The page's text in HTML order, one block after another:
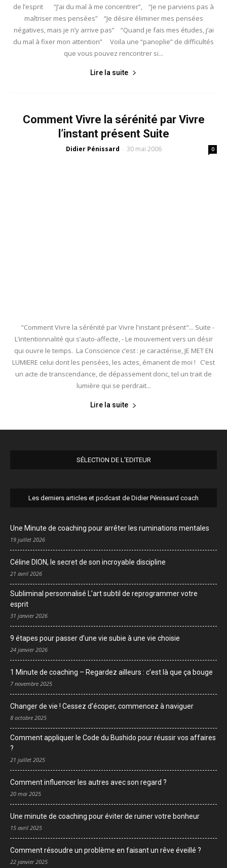
de l’esprit “J’ai du mal à me concentrer”, “Je ne parviens pas à
maîtriser mes pensées” “Je désire éliminer mes pensées
négatives, mais je n’y arrive pas” “Quand je fais mes études, j’ai
du mal à fixer mon attention” Voila une “panoplie” de difficultés
que vous pouvez rencontrer si...
Lire la suite
Comment Vivre la sérénité par Vivre
l’instant présent Suite
Didier Pénissard - 30 mai 2006 0
"Comment Vivre la sérénité par Vivre l'instant présent"... Suite -
L’intentionnalité qui s’auto-affecte, - Le mouvement vers un désir
qui ouvre le temps. La Conscience c’est : je caractérise, JE MET EN
LUMIERE celui dont les pensées, les actes, émanent de moi ! C’est
un acte de transcendance, de dépassement donc, tel un trait de
lumière qui se perdrait...
Lire la suite
SÉLECTION DE L'EDITEUR
Les derniers articles et podcast de Didier Pénissard coach
Une Minute de coaching pour arrêter les ruminations mentales
19 juillet 2026
Céline DION, le secret de son incroyable discipline
21 avril 2026
Subliminal personnalisé L’art subtil de reprogrammer votre
esprit
31 janvier 2026
9 étapes pour passer d’une vie subie à une vie choisie
24 janvier 2026
1 Minute de coaching – Regardez ailleurs : c’est là que ça bouge
7 novembre 2025
Changer de vie ! Cessez d’écoper, commencez à naviguer
8 octobre 2025
Comment appliquer le Code du Bushido pour réussir vos affaires
?
21 juillet 2025
Comment influencer les autres avec son regard ?
20 mai 2025
Une minute de coaching pour éviter de ruiner votre bonheur
15 avril 2025
Comment résoudre un problème en faisant un rêve éveillé ?
22 janvier 2025